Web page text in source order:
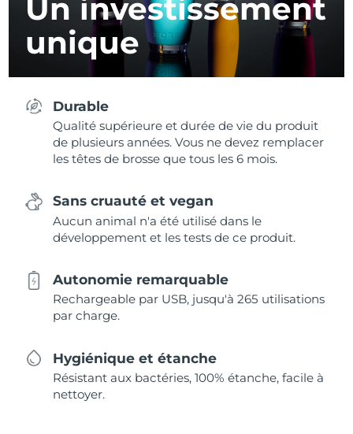
Un investissement
unique
Durable
Qualité supérieure et durée de vie du produit
de plusieurs années. Vous ne devez remplacer
les têtes de brosse que tous les 6 mois.
Sans cruauté et vegan
Aucun animal n'a été utilisé dans le
développement et les tests de ce produit.
Autonomie remarquable
Rechargeable par USB, jusqu'à 265 utilisations
par charge.
Hygiénique et étanche
Résistant aux bactéries, 100% étanche, facile à
nettoyer.